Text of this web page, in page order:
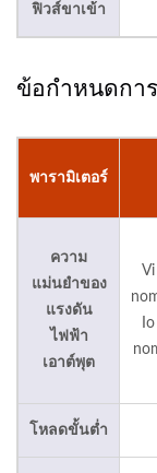
ฟิวส์ขาเข้า
ข้อกำหนดกา
พารามิเตอร์
ความ
แม่นยำของ
แรงดัน
ไฟฟ้า
เอาต์พุต
Vi
Io
โหลดขั้นต่ำ